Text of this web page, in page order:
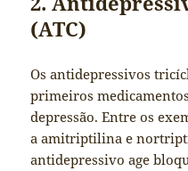
(ATC)
Os antidepressivos
primeiros
depressão. Entre os
a amitriptilina e
antidepressivo age